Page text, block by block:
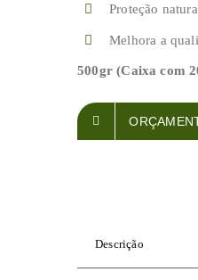
Proteção
Melhora a
500gr (Caixa com
Descrição